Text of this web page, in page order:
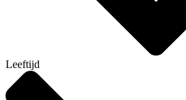
Leeftijd